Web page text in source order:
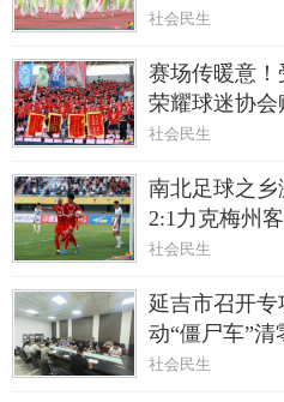
社会民生
赛场传暖意
荣耀球迷协会
社会民生
南北足球之
2:1力克梅州
社会民生
延吉市召开
动“僵尸车”清
社会民生